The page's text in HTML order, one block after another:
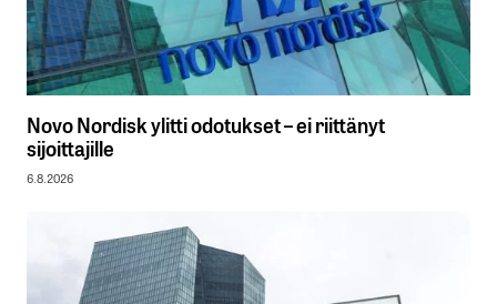
Novo Nordisk ylitti odotukset – ei riittänyt
sijoittajille
6.8.2026